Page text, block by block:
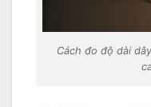
Cách đo độ dài